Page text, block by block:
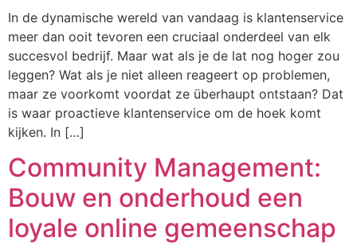
In de dynamische wereld van vandaag is klantenservice
meer dan ooit tevoren een cruciaal onderdeel van elk
succesvol bedrijf. Maar wat als je de lat nog hoger zou
leggen? Wat als je niet alleen reageert op problemen,
maar ze voorkomt voordat ze überhaupt ontstaan? Dat
is waar proactieve klantenservice om de hoek komt
kijken. In […]
Community Management:
Bouw en onderhoud een
loyale online gemeenschap